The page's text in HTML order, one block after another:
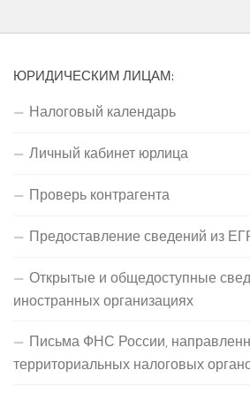
ЮРИДИЧЕСКИМ ЛИЦАМ:
Налоговый календарь
Личный кабинет юрлица
Проверь контрагента
Предоставление сведений из
Открытые и общедоступные
иностранных организациях
Письма ФНС России,
территориальных налоговых